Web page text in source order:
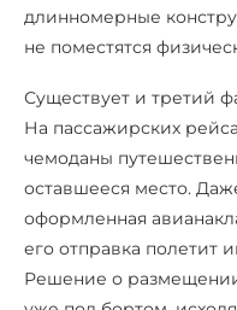
длинномерные
не поместятся
Существует и третий
На пассажирских
чемоданы
оставшееся место.
оформленная
его отправка полетит
Решение о